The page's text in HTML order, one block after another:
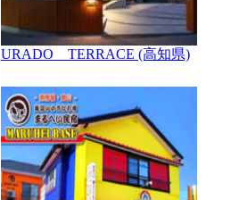
URADO TERRACE (高知県)